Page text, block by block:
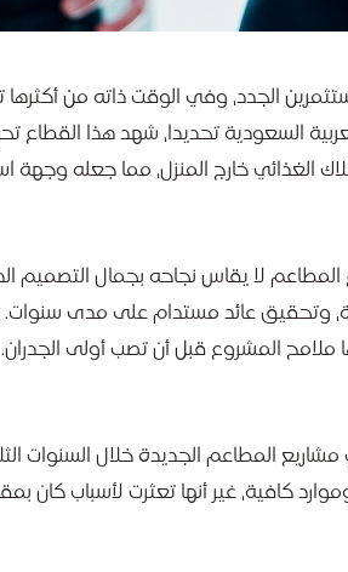
الجدد، وفي الوقت ذاته من أكثرها
السعودية تحديدا، شهد هذا القطاع
الغذائي خارج المنزل، مما جعله وجهة
لا يقاس نجاحه بجمال التصميم
وتحقيق عائد مستدام على مدى سنوات.
ملامح المشروع قبل أن تصب أولى الجدران.
المطاعم الجديدة خلال السنوات
كافية، غير أنها تعثرت لأسباب كان